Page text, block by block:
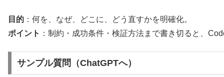
目的 ：何を、なぜ、どこに、どう直すかを明確化。
ポイント ：制約・成功条件・検証方法まで書き切ると、
サンプル質問（ChatGPTへ）